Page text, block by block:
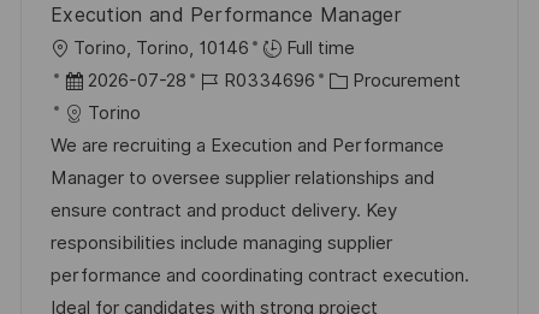
n
g
r
ö
f
f
e
n
t
l
i
Execution and Performance Manager
O
r
t
Torino, Torino, 10146
Full time
D
a
t
u
m
d
e
r
2026-07-28
J
b
-
I
D
R0334696
K
t
e
g
o
r
i
Procurement
Torino
We are recruiting a Execution and Performance
Manager to oversee supplier relationships and
ensure contract and product delivery. Key
responsibilities include managing supplier
performance and coordinating contract execution.
Ideal for candidates with strong project